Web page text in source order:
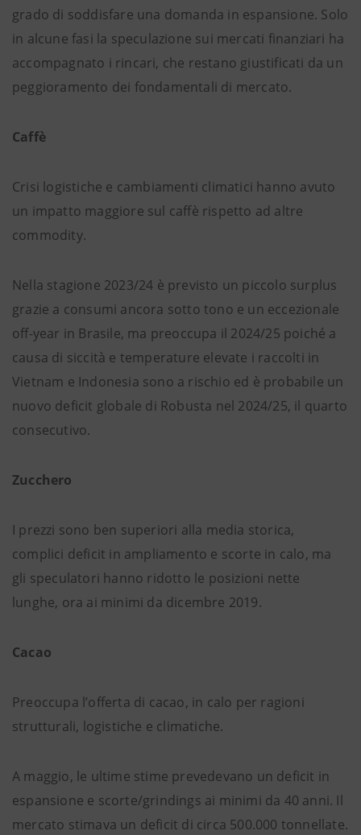
grado di soddisfare una domanda in espansione. Solo
in alcune fasi la speculazione sui mercati finanziari ha
accompagnato i rincari, che restano giustificati da un
peggioramento dei fondamentali di mercato.
Caffè
Crisi logistiche e cambiamenti climatici hanno avuto
un impatto maggiore sul caffè rispetto ad altre
commodity.
Nella stagione 2023/24 è previsto un piccolo surplus
grazie a consumi ancora sotto tono e un eccezionale
off-year in Brasile, ma preoccupa il 2024/25 poiché a
causa di siccità e temperature elevate i raccolti in
Vietnam e Indonesia sono a rischio ed è probabile un
nuovo deficit globale di Robusta nel 2024/25, il quarto
consecutivo.
Zucchero
I prezzi sono ben superiori alla media storica,
complici deficit in ampliamento e scorte in calo, ma
gli speculatori hanno ridotto le posizioni nette
lunghe, ora ai minimi da dicembre 2019.
Cacao
Preoccupa l’offerta di cacao, in calo per ragioni
strutturali, logistiche e climatiche.
A maggio, le ultime stime prevedevano un deficit in
espansione e scorte/grindings ai minimi da 40 anni. Il
mercato stimava un deficit di circa 500.000 tonnellate.